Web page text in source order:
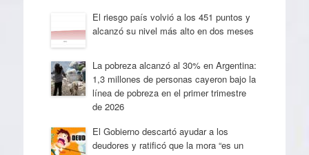
El riesgo país volvió a los 451 puntos y
alcanzó su nivel más alto en dos meses
La pobreza alcanzó al 30% en Argentina:
1,3 millones de personas cayeron bajo la
línea de pobreza en el primer trimestre
de 2026
El Gobierno descartó ayudar a los
deudores y ratificó que la mora “es un